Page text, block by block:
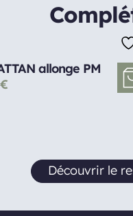
allonge PM
€
Découvrir le